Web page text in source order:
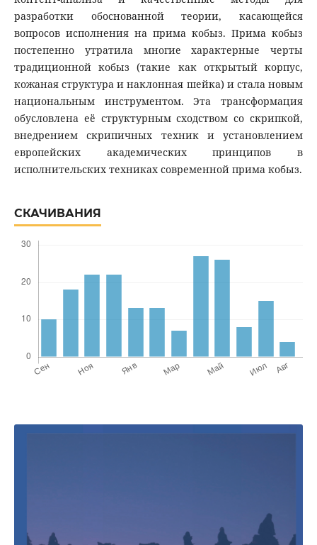
разработки обоснованной теории, касающейся
вопросов исполнения на прима кобыз. Прима кобыз
постепенно утратила многие характерные черты
традиционной кобыз (такие как открытый корпус,
кожаная структура и наклонная шейка) и стала новым
национальным инструментом. Эта трансформация
обусловлена её структурным сходством со скрипкой,
внедрением скрипичных техник и установлением
европейских академических принципов в
исполнительских техниках современной прима кобыз.
СКАЧИВАНИЯ